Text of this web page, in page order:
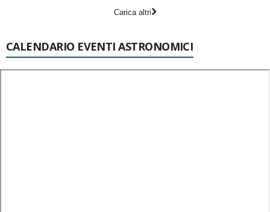
Carica altri
CALENDARIO EVENTI ASTRONOMICI